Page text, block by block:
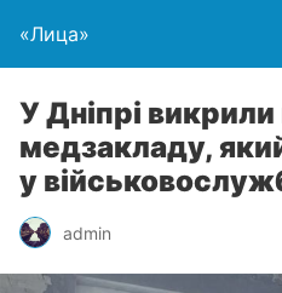
«Лица»
У Дніпрі
медзакладу,
у
admin